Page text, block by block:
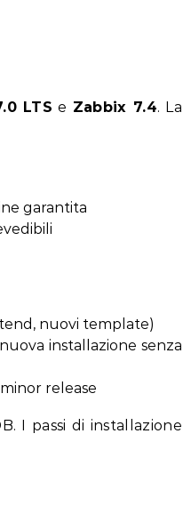
LTS e Zabbix 7.4. La
garantita
nuovi template)
installazione senza
release
I passi di installazione